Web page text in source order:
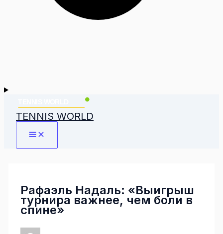
TENNIS WORLD
Рафаэль Надаль: «Выигрыш
турнира важнее, чем боли в
спине»